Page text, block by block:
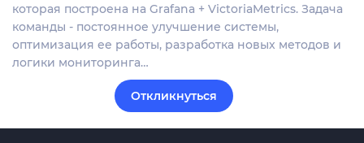
которая построена на Grafana + VictoriaMetrics. Задача
команды - постоянное улучшение системы,
оптимизация ее работы, разработка новых методов и
логики мониторинга…
Откликнуться